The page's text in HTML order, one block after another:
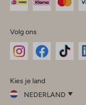
Volg ons
InstagramFacebook
Kies je land
NEDERLAND